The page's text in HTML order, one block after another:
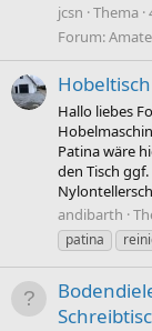
jcsn Thema
Forum:
Hallo liebes
Patina wäre
den Tisch
andibarth
patina